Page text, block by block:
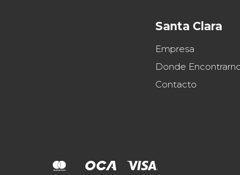
Santa Clara
Empresa
Donde
Contacto